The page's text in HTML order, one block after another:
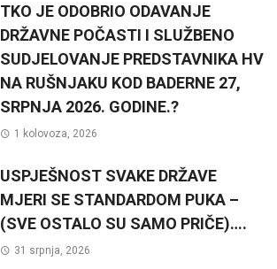
TKO JE ODOBRIO ODAVANJE
DRŽAVNE POČASTI I SLUŽBENO
SUDJELOVANJE PREDSTAVNIKA HV
NA RUŠNJAKU KOD BADERNE 27,
SRPNJA 2026. GODINE.?
1 kolovoza, 2026
USPJEŠNOST SVAKE DRŽAVE
MJERI SE STANDARDOM PUKA –
(SVE OSTALO SU SAMO PRIČE)….
31 srpnja, 2026